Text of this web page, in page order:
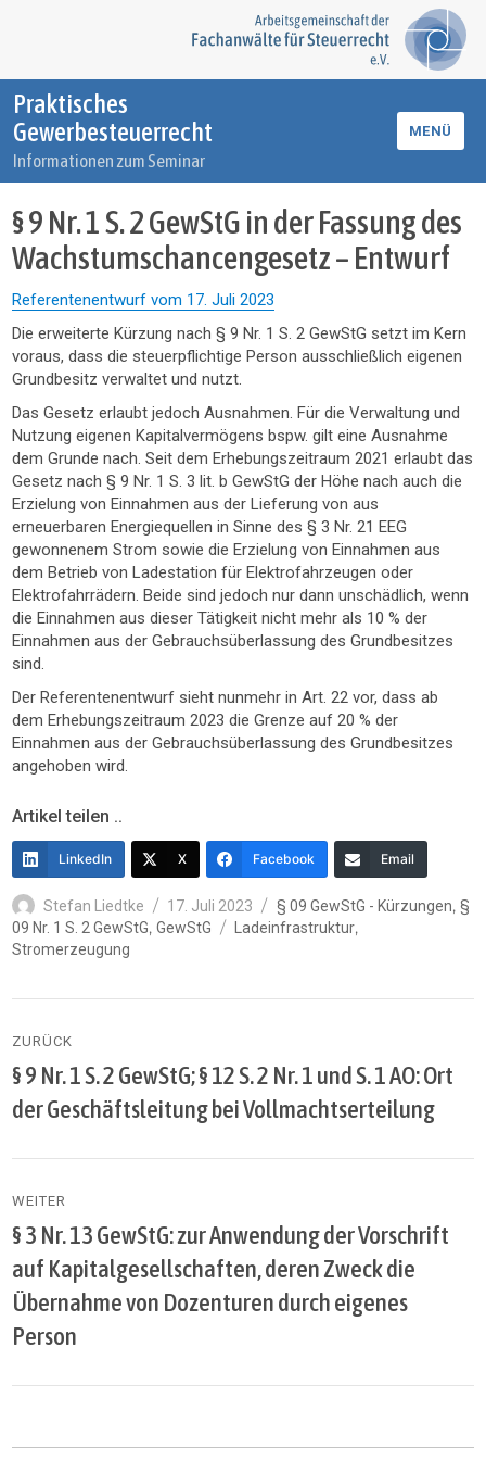
Praktisches
Gewerbesteuerrecht
Informationen zum Seminar
MENÜ
§ 9 Nr. 1 S. 2 GewStG in der Fassung des
Wachstumschancengesetz – Entwurf
Referentenentwurf vom 17. Juli 2023
Die erweiterte Kürzung nach § 9 Nr. 1 S. 2 GewStG setzt im Kern
voraus, dass die steuerpflichtige Person ausschließlich eigenen
Grundbesitz verwaltet und nutzt.
Das Gesetz erlaubt jedoch Ausnahmen. Für die Verwaltung und
Nutzung eigenen Kapitalvermögens bspw. gilt eine Ausnahme
dem Grunde nach. Seit dem Erhebungszeitraum 2021 erlaubt das
Gesetz nach § 9 Nr. 1 S. 3 lit. b GewStG der Höhe nach auch die
Erzielung von Einnahmen aus der Lieferung von aus
erneuerbaren Energiequellen in Sinne des § 3 Nr. 21 EEG
gewonnenem Strom sowie die Erzielung von Einnahmen aus
dem Betrieb von Ladestation für Elektrofahrzeugen oder
Elektrofahrrädern. Beide sind jedoch nur dann unschädlich, wenn
die Einnahmen aus dieser Tätigkeit nicht mehr als 10 % der
Einnahmen aus der Gebrauchsüberlassung des Grundbesitzes
sind.
Der Referentenentwurf sieht nunmehr in Art. 22 vor, dass ab
dem Erhebungszeitraum 2023 die Grenze auf 20 % der
Einnahmen aus der Gebrauchsüberlassung des Grundbesitzes
angehoben wird.
Artikel teilen ..
LinkedIn X Facebook Email
Autor
Stefan Liedtke
Veröffentlicht
am
17. Juli 2023 Kategorien
§ 09 GewStG - Kürzungen, §
09 Nr. 1 S. 2 GewStG,GewStG Schlagwörter
Ladeinfrastruktur,
Stromerzeugung
ZURÜCK
Vorheriger
Beitrag:
§ 9 Nr. 1 S. 2 GewStG; § 12 S. 2 Nr. 1 und S. 1 AO: Ort
der Geschäftsleitung bei Vollmachtserteilung
WEITER
Nächster
Beitrag:
§ 3 Nr. 13 GewStG: zur Anwendung der Vorschrift
auf Kapitalgesellschaften, deren Zweck die
Übernahme von Dozenturen durch eigenes
Person